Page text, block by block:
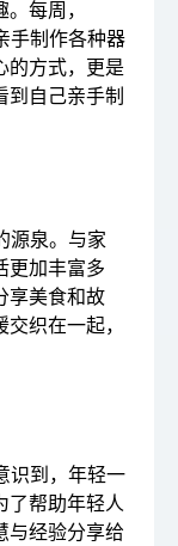
每周，
手制作各种器
的方式，更是
到自己亲手制
源泉。与家
更加丰富多
享美食和故
织在一起，
识到，年轻一
了帮助年轻人
与经验分享给